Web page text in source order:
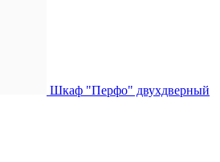
Шкаф "Перфо" двухдверный